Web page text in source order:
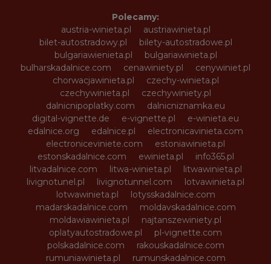
Polecamy:
austria-winieta.pl
austriawinieta.pl
bilet-autostradowy.pl
bilety-autostradowe.pl
bulgariawienieta.pl
bulgariawinieta.pl
bulharskadalnice.com
cenawiniety.pl
cenywiniet.pl
chorwacjawinieta.pl
czechy-winieta.pl
czechywinieta.pl
czechywiniety.pl
dalnicnipoplatky.com
dalnicniznamka.eu
digital-vignette.de
e-vignette.pl
e-winieta.eu
edalnice.org
edalnice.pl
electronicavinieta.com
electroniceviniete.com
estoniawinieta.pl
estonskadalnice.com
ewinieta.pl
info365.pl
litvadalnice.com
litwa-winieta.pl
litwawinieta.pl
livignotunel.pl
livignotunnel.com
lotvawinieta.pl
lotwawinieta.pl
lotysskadalnice.com
madarskadalnice.com
moldavskadalnice.com
moldawiawinieta.pl
najtanszewiniety.pl
oplatyautostradowe.pl
pl-vignette.com
polskadalnice.com
rakouskadalnice.com
rumuniawinieta.pl
rumunskadalnice.com